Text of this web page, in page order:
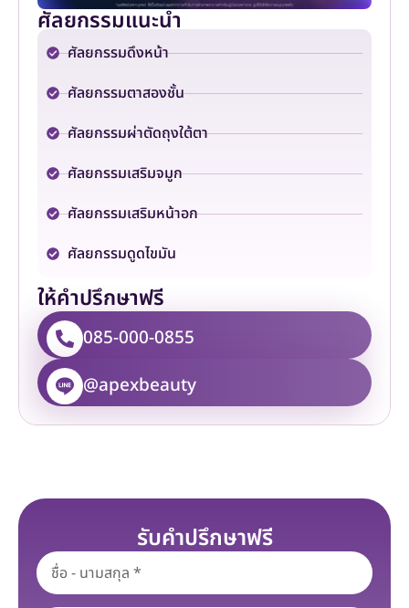
ศัลยกรรมแนะนำ
ศัลยกรรมดึงหน้า
ศัลยกรรมตาสองชั้น
ศัลยกรรมผ่าตัดถุงใต้ตา
ศัลยกรรมเสริมจมูก
ศัลยกรรมเสริมหน้าอก
ศัลยกรรมดูดไขมัน
ให้คำปรึกษาฟรี
085-000-0855
@apexbeauty
รับคำปรึกษาฟรี